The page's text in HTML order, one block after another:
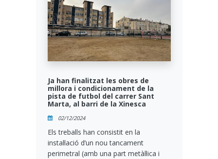
Ja han finalitzat les obres de
millora i condicionament de la
pista de futbol del carrer Sant
Marta, al barri de la Xinesca
02/12/2024
Els treballs han consistit en la
instal·lació d’un nou tancament
perimetral (amb una part metàl·lica i